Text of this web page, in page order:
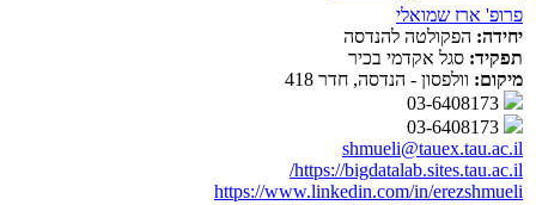
פרופ' ארז שמואלי
יחידה: הפקולטה להנדסה
תפקיד: סגל אקדמי בכיר
מיקום: וולפסון - הנדסה, חדר 418
shmueli@tauex.tau.ac.il
https://bigdatalab.sites.tau.ac.il/
https://www.linkedin.com/in/erezshmueli